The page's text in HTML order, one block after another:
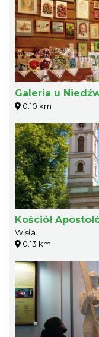
Galeria u
0.10 km
Kościół
Wisła
0.13 km